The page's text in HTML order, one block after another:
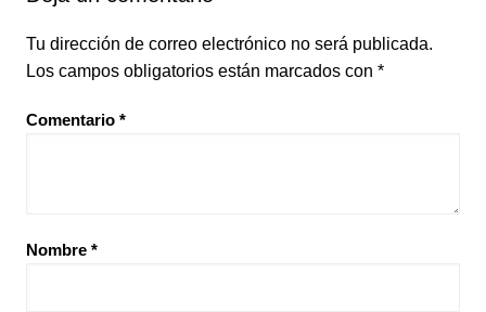
Tu dirección de correo electrónico no será publicada.
Los campos obligatorios están marcados con *
Comentario *
Nombre *